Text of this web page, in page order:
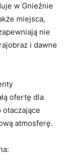
w ​Gnieźnie⁢
miejsca,
nie⁣
i‍ dawne‍
ofertę⁣ dla
atmosferę.